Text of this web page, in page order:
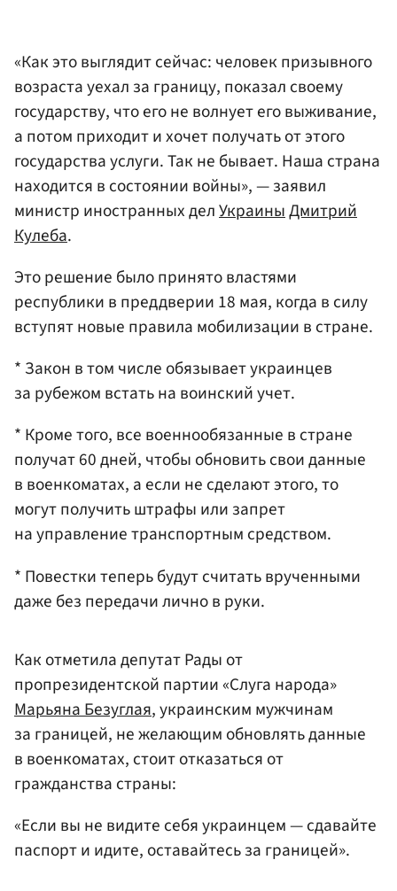
«Как это выглядит сейчас: человек призывного
возраста уехал за границу, показал своему
государству, что его не волнует его выживание,
а потом приходит и хочет получать от этого
государства услуги. Так не бывает. Наша страна
находится в состоянии войны», — заявил
министр иностранных делУкраиныДмитрий
Кулеба.
Это решение было принято властями
республики в преддверии 18 мая, когда в силу
вступят новые правила мобилизации в стране.
* Закон в том числе обязывает украинцев
за рубежом встать на воинский учет.
* Кроме того, все военнообязанные в стране
получат 60 дней, чтобы обновить свои данные
в военкоматах, а если не сделают этого, то
могут получить штрафы или запрет
на управление транспортным средством.
* Повестки теперь будут считать врученными
даже без передачи лично в руки.
Как отметила депутат Рады от
пропрезидентской партии «Слуга народа»
Марьяна Безуглая, украинским мужчинам
за границей, не желающим обновлять данные
в военкоматах, стоит отказаться от
гражданства страны:
«Если вы не видите себя украинцем — сдавайте
паспорт и идите, оставайтесь за границей».